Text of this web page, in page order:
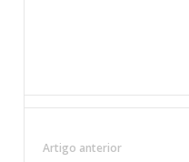
Artigo anterior